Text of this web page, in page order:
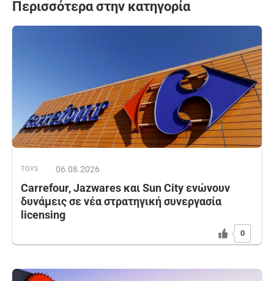
Περισσότερα στην κατηγορία
TOYS 06.08.2026
Carrefour, Jazwares και Sun City ενώνουν
δυνάμεις σε νέα στρατηγική συνεργασία
licensing
0